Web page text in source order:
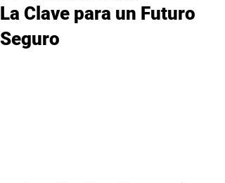
La Clave para un Futuro
Seguro